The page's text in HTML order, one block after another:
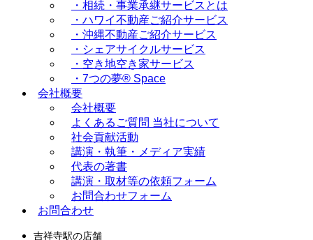
・相続・事業承継サービスとは
・ハワイ不動産ご紹介サービス
・沖縄不動産ご紹介サービス
・シェアサイクルサービス
・空き地空き家サービス
・7つの夢® Space
会社概要
会社概要
よくあるご質問 当社について
社会貢献活動
講演・執筆・メディア実績
代表の著書
講演・取材等の依頼フォーム
お問合わせフォーム
お問合わせ
吉祥寺駅の店舗